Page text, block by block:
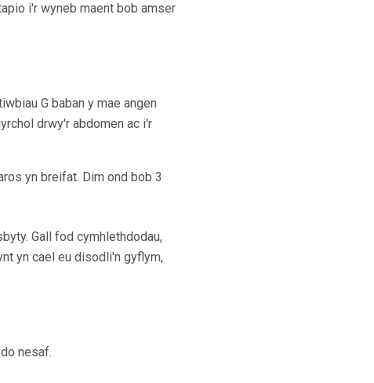
i'r wyneb maent bob amser
G baban y mae angen
drwy'r abdomen ac i'r
yn breifat. Dim ond bob 3
Gall fod cymhlethdodau,
yn cael eu disodli'n gyflym,
nesaf.